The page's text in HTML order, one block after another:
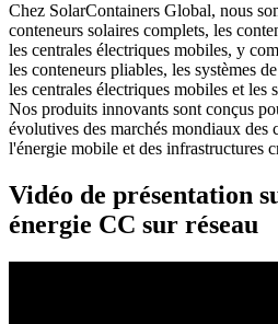
Chez SolarContainers Global, nous
conteneurs solaires complets, les
les centrales électriques mobiles, y
les conteneurs pliables, les systèmes
les centrales électriques mobiles et les
Nos produits innovants sont conçus
évolutives des marchés mondiaux des
l'énergie mobile et des infrastructures
Vidéo de présentation
énergie CC sur réseau